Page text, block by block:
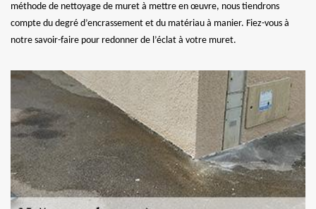
méthode de nettoyage de muret à mettre en œuvre, nous tiendrons
compte du degré d’encrassement et du matériau à manier. Fiez-vous à
notre savoir-faire pour redonner de l’éclat à votre muret.